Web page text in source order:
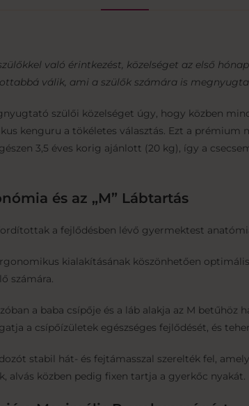
való érintkezést, közelséget az első
válik, ami a szülők számára is
szülői közelséget úgy, hogy közben
kenguru a tökéletes választás. Ezt a
3,5 éves korig ajánlott (20 kg), így a
és az „M” Lábtartás
a fejlődésben lévő gyermektest
kialakításának köszönhetően
számára.
a baba csípője és a láb alakja az M
a csípőízületek egészséges fejlődését, és
stabil hát- és fejtámasszal szerelték fel,
alvás közben pedig fixen tartja a gyerkőc nyakát.